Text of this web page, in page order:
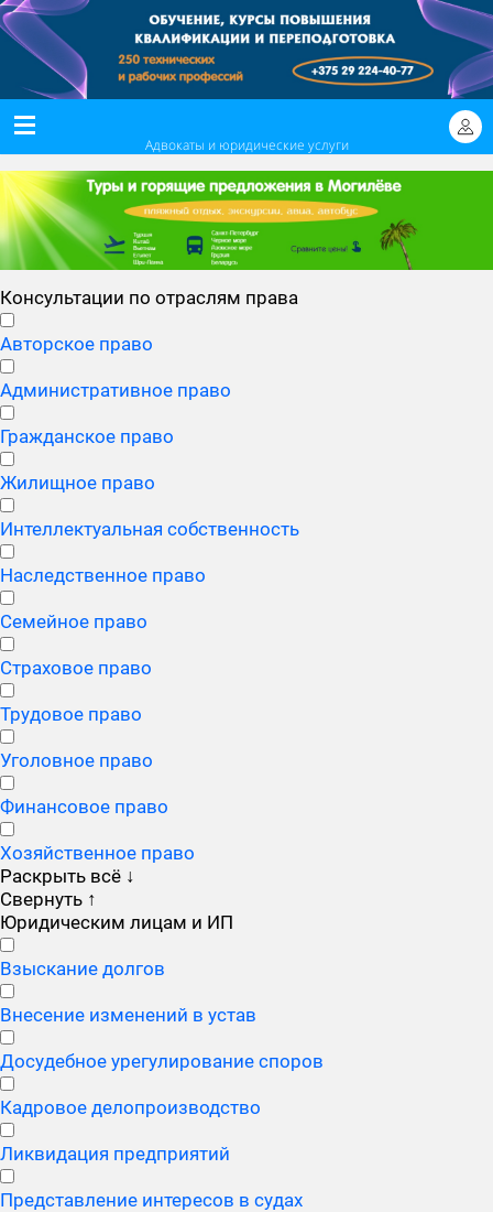
Адвокаты и юридические услуги
Консультации по отраслям права
Авторское право
Административное право
Гражданское право
Жилищное право
Интеллектуальная собственность
Наследственное право
Семейное право
Страховое право
Трудовое право
Уголовное право
Финансовое право
Хозяйственное право
Раскрыть всё ↓
Свернуть ↑
Юридическим лицам и ИП
Взыскание долгов
Внесение изменений в устав
Досудебное урегулирование споров
Кадровое делопроизводство
Ликвидация предприятий
Представление интересов в судах